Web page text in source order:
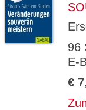
96
E-
€